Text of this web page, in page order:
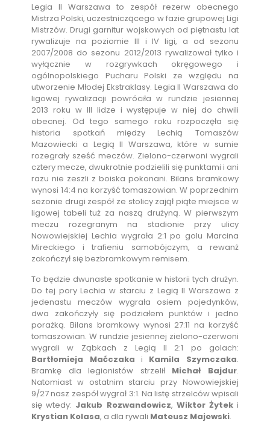
Legia II Warszawa to zespół rezerw obecnego
Mistrza Polski, uczestniczącego w fazie grupowej Ligi
Mistrzów. Drugi garnitur wojskowych od piętnastu lat
rywalizuje na poziomie III i IV ligi, a od sezonu
2007/2008 do sezonu 2012/2013 rywalizował tylko i
wyłącznie w rozgrywkach okręgowego i
ogólnopolskiego Pucharu Polski ze względu na
utworzenie Młodej Ekstraklasy. Legia II Warszawa do
ligowej rywalizacji powróciła w rundzie jesiennej
2013 roku w III lidze i występuje w niej do chwili
obecnej. Od tego samego roku rozpoczęła się
historia spotkań między Lechią Tomaszów
Mazowiecki a Legią II Warszawa, które w sumie
rozegrały sześć meczów. Zielono-czerwoni wygrali
cztery mecze, dwukrotnie podzielili się punktami i ani
razu nie zeszli z boiska pokonani. Bilans bramkowy
wynosi 14:4 na korzyść tomaszowian. W poprzednim
sezonie drugi zespół ze stolicy zajął piąte miejsce w
ligowej tabeli tuż za naszą drużyną. W pierwszym
meczu rozegranym na stadionie przy ulicy
Nowowiejskiej Lechia wygrała 2:1 po golu Marcina
Mireckiego i trafieniu samobójczym, a rewanż
zakończył się bezbramkowym remisem.
To będzie dwunaste spotkanie w historii tych drużyn.
Do tej pory Lechia w starciu z Legią II Warszawa z
jedenastu meczów wygrała osiem pojedynków,
dwa zakończyły się podziałem punktów i jedno
porażką. Bilans bramkowy wynosi 27:11 na korzyść
tomaszowian. W rundzie jesiennej zielono-czerwoni
wygrali w Ząbkach z Legią II 2:1 po golach:
Bartłomieja Maćczaka i Kamila Szymczaka.
Bramkę dla legionistów strzelił Michał Bajdur.
Natomiast w ostatnim starciu przy Nowowiejskiej
9/27 nasz zespół wygrał 3:1. Na listę strzelców wpisali
się wtedy: Jakub Rozwandowicz, Wiktor Żyteki
Krystian Kolasa, a dla rywali Mateusz Majewski.